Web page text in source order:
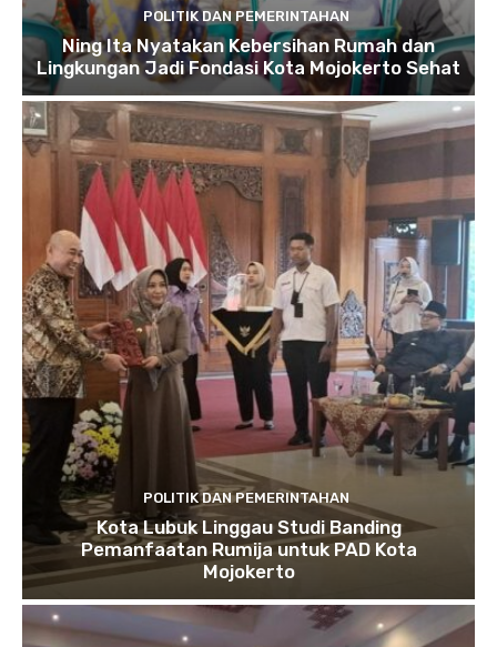
POLITIK DAN PEMERINTAHAN
Ning Ita Nyatakan Kebersihan Rumah dan
Lingkungan Jadi Fondasi Kota Mojokerto Sehat
POLITIK DAN PEMERINTAHAN
Kota Lubuk Linggau Studi Banding
Pemanfaatan Rumija untuk PAD Kota
Mojokerto